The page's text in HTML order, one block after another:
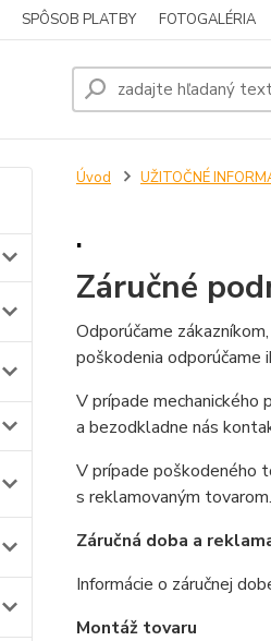
SPÔSOB PLATBY FOTOGALÉRIA
Úvod UŽITOČNÉ
.
Záručné
Odporúčame
poškodenia
V prípade
a bezodkladne nás
V prípade poškodeného
s reklamovaným tovarom.
Záručná doba a
Informácie o záručnej
Montáž tovaru